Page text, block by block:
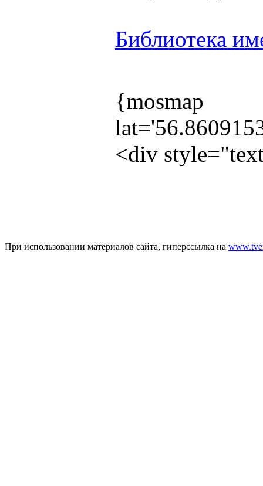
Библиотека
{mosmap
<div
При использовании материалов сайта, гиперссылка на